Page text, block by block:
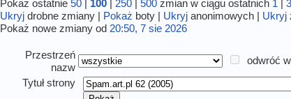
Pokaż ostatnie50 | 100 | 250 |500 zmian w ciągu ostatnich 1 |3
Ukryj drobne zmiany | Pokaż boty | Ukryj anonimowych | Ukryj
Pokaż nowe zmiany od 20:50, 7 sie 2026
Przestrzeń
nazw
odwróć
Tytuł strony